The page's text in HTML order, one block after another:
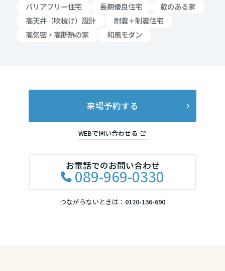
バリアフリー住宅
長期優良住宅
蔵のある家
高天井（吹抜け）設計
耐震＋制震住宅
高気密・高断熱の家
和風モダン
来場予約する
WEBで問い合わせる
お電話でのお問い合わせ
089-969-0330
つながらないときは： 0120-136-690
京都府